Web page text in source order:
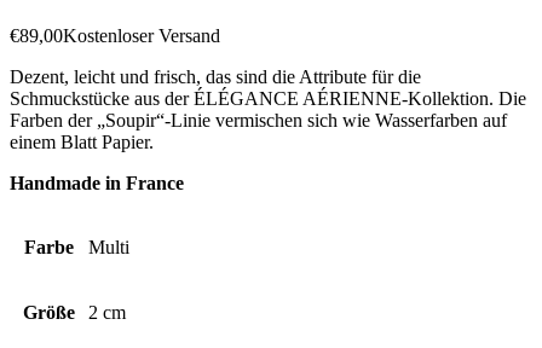
€89,00Kostenloser Versand
Dezent, leicht und frisch, das sind die Attribute für die
Schmuckstücke aus der ÉLÉGANCE AÉRIENNE-Kollektion. Die
Farben der „Soupir“-Linie vermischen sich wie Wasserfarben auf
einem Blatt Papier.
Handmade in France
Farbe Multi
Größe 2 cm